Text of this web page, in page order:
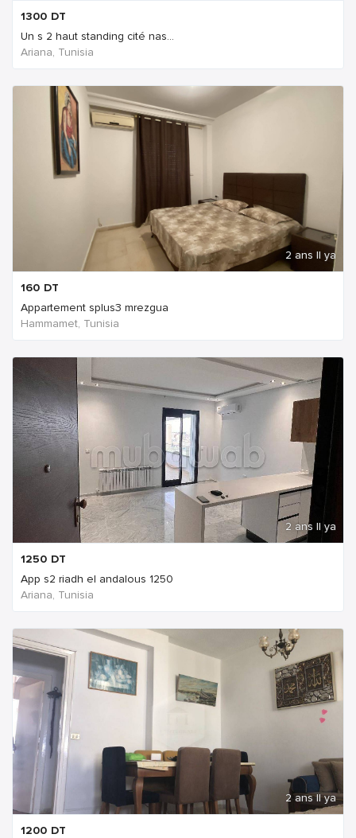
1300 DT
Un s 2 haut standing cité nas...
Ariana, Tunisia
2 ans Il ya
160 DT
Appartement splus3 mrezgua
Hammamet, Tunisia
2 ans Il ya
1250 DT
App s2 riadh el andalous 1250
Ariana, Tunisia
2 ans Il ya
1200 DT